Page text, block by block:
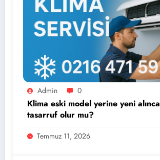
Admin 0
Klima eski model yerine yeni alınca
tasarruf olur mu?
Temmuz 11, 2026